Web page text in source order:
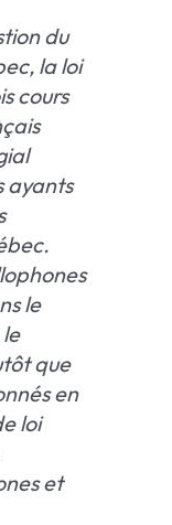
du
la loi
cours
ayants
le
que
en
loi
et